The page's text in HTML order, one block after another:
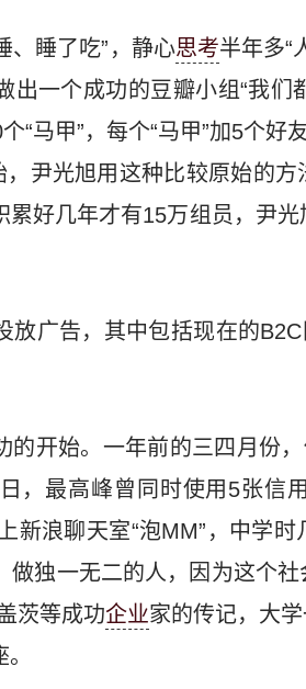
、睡了吃”，静心思考半年多“
一个成功的豆瓣小组“我们
“马甲”，每个“马甲”加5个
，尹光旭用这种比较原始的
累好几年才有15万组员，尹
放广告，其中包括现在的
的开始。一年前的三四月份
，最高峰曾同时使用5张信
新浪聊天室“泡MM”，中学
做独一无二的人，因为这个
茨等成功企业家的传记，大